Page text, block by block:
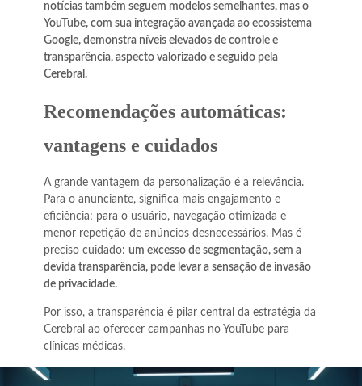
notícias também seguem modelos semelhantes, mas o
YouTube, com sua integração avançada ao ecossistema
Google, demonstra níveis elevados de controle e
transparência, aspecto valorizado e seguido pela
Cerebral.
Recomendações automáticas:
vantagens e cuidados
A grande vantagem da personalização é a relevância.
Para o anunciante, significa mais engajamento e
eficiência; para o usuário, navegação otimizada e
menor repetição de anúncios desnecessários. Mas é
preciso cuidado: um excesso de segmentação, sem a
devida transparência, pode levar a sensação de invasão
de privacidade.
Por isso, a transparência é pilar central da estratégia da
Cerebral ao oferecer campanhas no YouTube para
clínicas médicas.